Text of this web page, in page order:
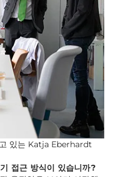
있는 Katja Eberhardt
접근 방식이 있습니까?